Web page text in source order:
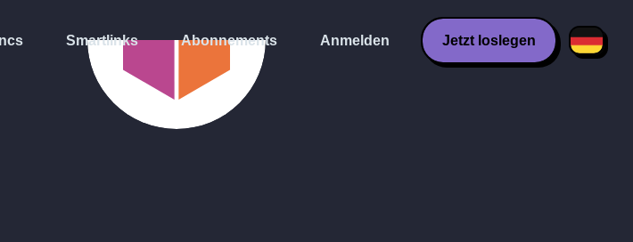
Smartlinks Abonnements Anmelden Jetzt loslegen